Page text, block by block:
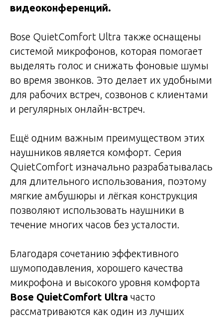
видеоконференций.
Bose QuietComfort Ultra также оснащены
системой микрофонов, которая помогает
выделять голос и снижать фоновые шумы
во время звонков. Это делает их удобными
для рабочих встреч, созвонов с клиентами
и регулярных онлайн-встреч.
Ещё одним важным преимуществом этих
наушников является комфорт. Серия
QuietComfort изначально разрабатывалась
для длительного использования, поэтому
мягкие амбушюры и лёгкая конструкция
позволяют использовать наушники в
течение многих часов без усталости.
Благодаря сочетанию эффективного
шумоподавления, хорошего качества
микрофона и высокого уровня комфорта
Bose QuietComfort Ultra часто
рассматриваются как один из лучших